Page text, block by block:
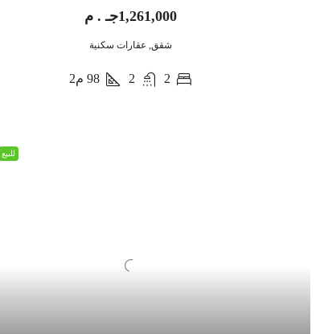
1,261,000جـ . م
شقق, عقارات سكنية
2
2
98 م2
للبيع